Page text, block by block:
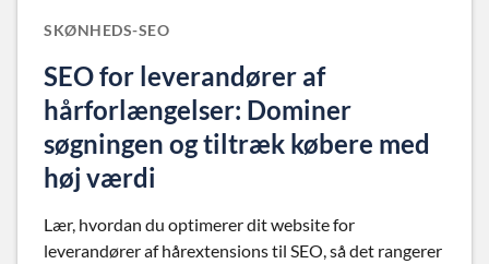
SKØNHEDS-SEO
SEO for leverandører af
hårforlængelser: Dominer
søgningen og tiltræk købere med
høj værdi
Lær, hvordan du optimerer dit website for
leverandører af hårextensions til SEO, så det rangerer